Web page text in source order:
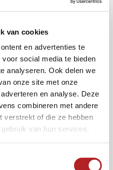
van cookies
en advertenties te
social media te bieden
analyseren. Ook delen we
onze site met onze
en analyse. Deze
combineren met andere
verstrekt of die ze hebben
van hun services.
buitengewoon
gebouw waar
van maar liefst 385
serieus aan